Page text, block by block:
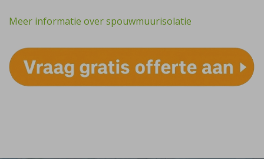
Meer informatie over spouwmuurisolatie